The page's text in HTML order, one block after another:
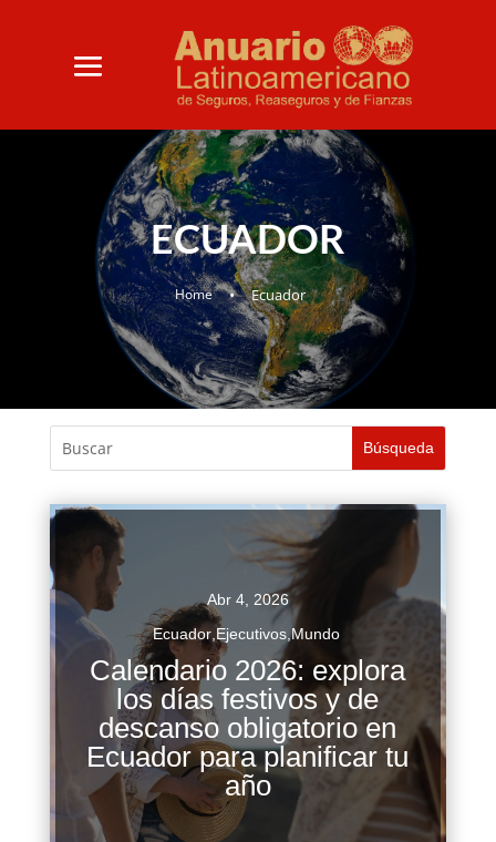
ECUADOR
Home • Ecuador
Abr 4, 2026
Ecuador, Ejecutivos,Mundo
Calendario 2026: explora
los días festivos y de
descanso obligatorio en
Ecuador para planificar tu
año
Planificar el año con anticipación es clave para
maximizar el tiempo libre y organizar tanto la
vida laboral como personal. En Ecuador,
conocer el calendario de días...